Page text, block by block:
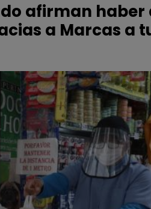
afirman
a Marcas a